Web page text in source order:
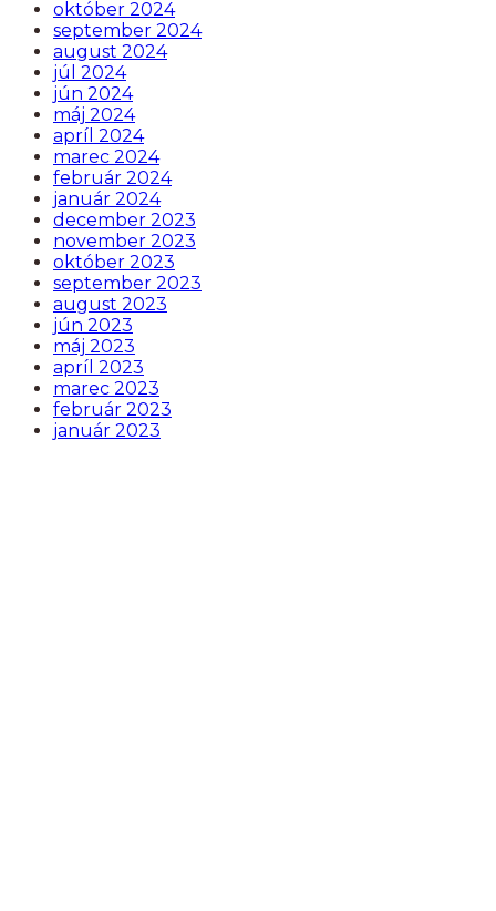
október 2024
september 2024
august 2024
júl 2024
jún 2024
máj 2024
apríl 2024
marec 2024
február 2024
január 2024
december 2023
november 2023
október 2023
september 2023
august 2023
jún 2023
máj 2023
apríl 2023
marec 2023
február 2023
január 2023